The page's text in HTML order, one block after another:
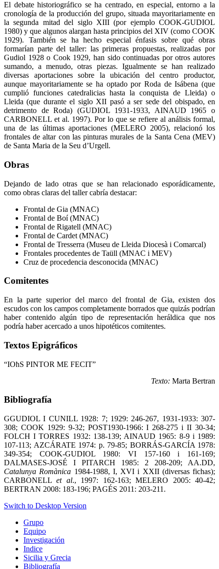
El debate historiográfico se ha centrado, en especial, entorno a la
cronología de la producción del grupo, situada mayoritariamente en
la segunda mitad del siglo XIII (por ejemplo COOK-GUDIOL
1980) y que algunos alargan hasta principios del XIV (como COOK
1929). También se ha hecho especial énfasis sobre qué obras
formarían parte del taller: las primeras propuestas, realizadas por
Gudiol 1928 o Cook 1929, han sido continuadas por otros autores
sumando, a menudo, otras piezas. Igualmente se han realizado
diversas aportaciones sobre la ubicación del centro productor,
aunque mayoritariamente se ha optado por Roda de Isábena (que
cumplió funciones catedralicias hasta la conquista de Lleida) o
Lleida (que durante el siglo XII pasó a ser sede del obispado, en
detrimento de Roda) (GUDIOL 1931-1933, AINAUD 1965 o
CARBONELL et al. 1997). Por lo que se refiere al análisis formal,
una de las últimas aportaciones (MELERO 2005), relacionó los
frontales de altar con las pinturas murales de la Santa Cena (MEV)
de Santa Maria de la Seu d’Urgell.
Obras
Dejando de lado otras que se han relacionado esporádicamente,
como obras claras del taller cabría destacar:
Frontal de Gia (MNAC)
Frontal de Boí (MNAC)
Frontal de Rigatell (MNAC)
Frontal de Cardet (MNAC)
Frontal de Tresserra (Museu de Lleida Diocesà i Comarcal)
Frontales procedentes de Taüll (MNAC i MEV)
Cruz de procedencia desconocida (MNAC)
Comitentes
En la parte superior del marco del frontal de Gia, existen dos
escudos con los campos completamente borrados que quizás podrían
haber contenido algún tipo de representación heráldica que nos
podría haber acercado a unos hipotéticos comitentes.
Textos Epigráficos
“IOħS PINTOR ME FECIT”
Texto: Marta Bertran
Bibliografía
GGUDIOL I CUNILL 1928: 7; 1929: 246-267, 1931-1933: 307-
308; COOK 1929: 9-32; POST1930-1966: I 268-275 i II 30-34;
FOLCH I TORRES 1932: 138-139; AINAUD 1965: 8-9 i 1989:
107-113; AZCÁRATE 1974: p. 79-85; BORRÁS-GARCÍA 1978:
349-354; COOK-GUDIOL 1980: VI 157-160 i 161-169;
DALMASES-JOSÉ I PITARCH 1985: 2 208-209; AA.DD,
Catalunya Romànica 1984-1988, I, XVI i XXII (diversas fichas);
CARBONELLet al., 1997: 162-163; MELERO 2005: 40-42;
BERTRAN 2008: 183-196; PAGÉS 2011: 203-211.
Switch to Desktop Version
Grupo
Equipo
Investigación
Indice
Sicilia y Grecia
Bibliografía